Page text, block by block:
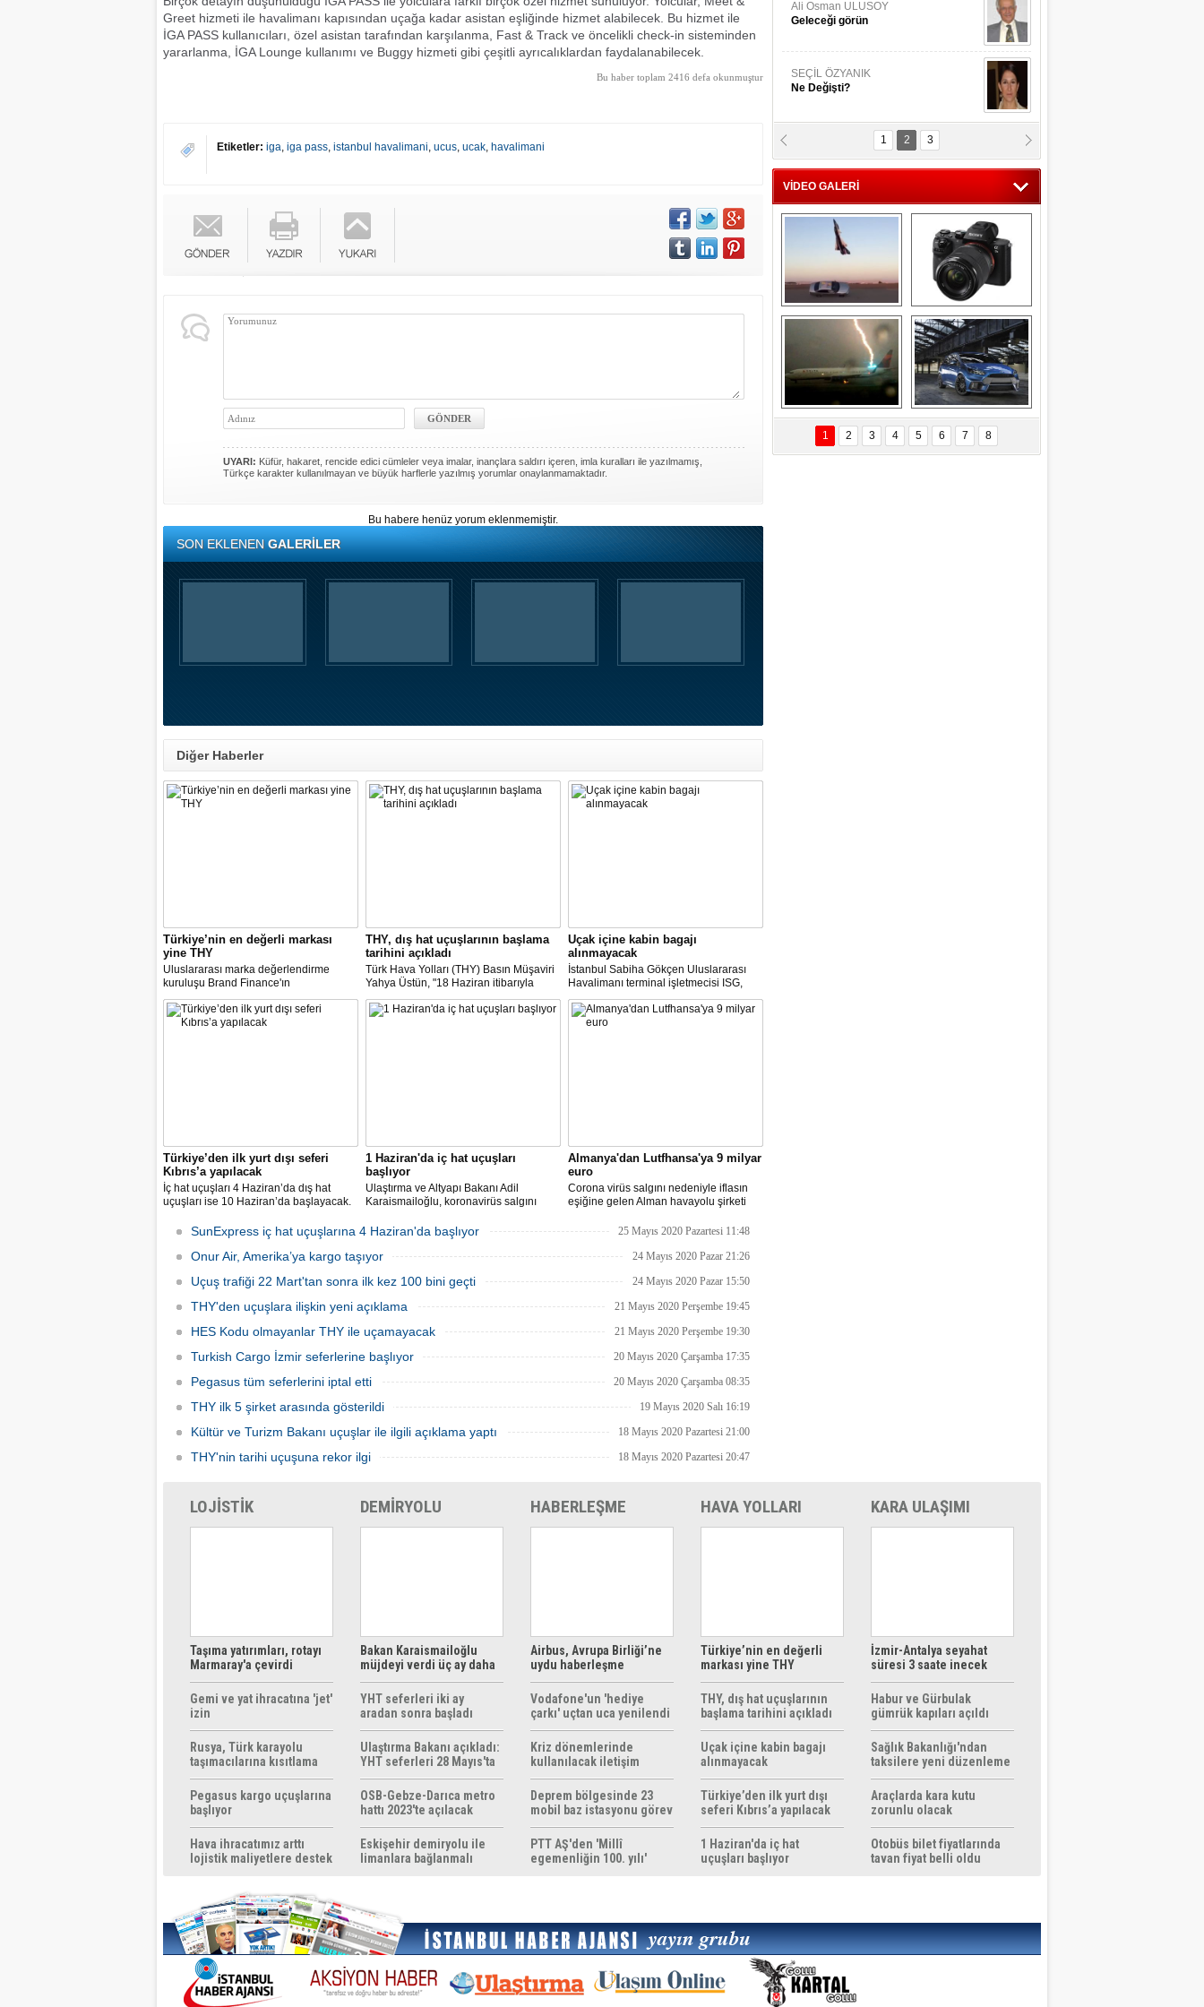
Greet hizmeti ile havalimanı kapısından uçağa kadar asistan eşliğinde hizmet alabilecek. Bu hizmet ile
İGA PASS kullanıcıları, özel asistan tarafından karşılanma, Fast & Track ve öncelikli check-in sisteminden
yararlanma, İGA Lounge kullanımı ve Buggy hizmeti gibi çeşitli ayrıcalıklardan faydalanabilecek.
Bu haber toplam 2416 defa okunmuştur
Etiketler: iga, iga pass, istanbul havalimani, ucus, ucak, havalimani
UYARI: Küfür, hakaret, rencide edici cümleler veya imalar, inançlara saldırı içeren, imla kuralları ile yazılmamış,
Türkçe karakter kullanılmayan ve büyük harflerle yazılmış yorumlar onaylanmamaktadır.
Bu habere henüz yorum eklenmemiştir.
SON EKLENENGALERİLER
Diğer Haberler
Türkiye’nin en değerli markası
yine THY
Uluslararası marka değerlendirme
kuruluşu Brand Finance'ın
araştırmasına göre Türk Hava Yolları, 2
milyar dolara yaklaşan marka değeriyle
bu yıl da "Türkiye'nin en değerli
THY, dış hat uçuşlarının başlama
tarihini açıkladı
Türk Hava Yolları (THY) Basın Müşaviri
Yahya Üstün, "18 Haziran itibarıyla
Avrupa’daki 16 şehirden Anadolu’daki
14 noktaya direkt uçmaya başlayacağız"
Uçak içine kabin bagajı
alınmayacak
İstanbul Sabiha Gökçen Uluslararası
Havalimanı terminal işletmecisi ISG,
yarın başlayacak iç hat uçuşlarında
uçak içerisine kabin bagajı kabul
edilmeyeceğini duyurdu.
Türkiye’den ilk yurt dışı seferi
Kıbrıs’a yapılacak
İç hat uçuşları 4 Haziran’da dış hat
uçuşları ise 10 Haziran’da başlayacak.
olacak.
1 Haziran'da iç hat uçuşları
başlıyor
Ulaştırma ve Altyapı Bakanı Adil
Karaismailoğlu, koronavirüs salgını
seferlerinin, 1 Haziran itibarıyla iç
hatlarda yeniden başlayacağını bildirdi.
Almanya'dan Lutfhansa'ya 9 milyar
euro
Corona virüs salgını nedeniyle iflasın
eşiğine gelen Alman havayolu şirketi
anlaşma sağlandı.
SunExpress iç hat uçuşlarına 4 Haziran'da başlıyor 25 Mayıs 2020 Pazartesi 11:48
Onur Air, Amerika’ya kargo taşıyor 24 Mayıs 2020 Pazar 21:26
Uçuş trafiği 22 Mart'tan sonra ilk kez 100 bini geçti 24 Mayıs 2020 Pazar 15:50
THY'den uçuşlara ilişkin yeni açıklama 21 Mayıs 2020 Perşembe 19:45
HES Kodu olmayanlar THY ile uçamayacak 21 Mayıs 2020 Perşembe 19:30
Turkish Cargo İzmir seferlerine başlıyor 20 Mayıs 2020 Çarşamba 17:35
Pegasus tüm seferlerini iptal etti 20 Mayıs 2020 Çarşamba 08:35
THY ilk 5 şirket arasında gösterildi 19 Mayıs 2020 Salı 16:19
Kültür ve Turizm Bakanı uçuşlar ile ilgili açıklama yaptı 18 Mayıs 2020 Pazartesi 21:00
THY'nin tarihi uçuşuna rekor ilgi 18 Mayıs 2020 Pazartesi 20:47
Ali Osman ULUSOY
Geleceği görün
SEÇİL ÖZYANIK
Ne Değişti?
MERİÇ KÖYATASI
Bayraksız Vatan !
1 2 3
VİDEO GALERİ
Savaş uçağı
pilotundan
muhteşem gösteri
Sony Alpha 7R II ön
inceleme
Delta uçağına
yıldırım çarptı
Ford Focus RS
(2015)
1 2 3 4 5 6 7 8
LOJİSTİK
Taşıma yatırımları, rotayı
Marmaray'a çevirdi
Gemi ve yat ihracatına 'jet'
izin
Rusya, Türk karayolu
taşımacılarına kısıtlama
getirebilir
Pegasus kargo uçuşlarına
başlıyor
Hava ihracatımız arttı
lojistik maliyetlere destek
DEMİRYOLU
Bakan Karaismailoğlu
müjdeyi verdi üç ay daha
ücretsiz
YHT seferleri iki ay
aradan sonra başladı
Ulaştırma Bakanı açıkladı:
YHT seferleri 28 Mayıs'ta
başlıyor
OSB-Gebze-Darıca metro
hattı 2023'te açılacak
Eskişehir demiryolu ile
limanlara bağlanmalı
HABERLEŞME
Airbus, Avrupa Birliği’ne
uydu haberleşme
çözümleri sunuyor
Vodafone'un 'hediye
çarkı' uçtan uca yenilendi
Kriz dönemlerinde
kullanılacak iletişim
yöntemleri rehberi
hazırlandı
Deprem bölgesinde 23
mobil baz istasyonu görev
yapıyor
PTT AŞ'den 'Millî
egemenliğin 100. yılı'
HAVA YOLLARI
Türkiye’nin en değerli
markası yine THY
THY, dış hat uçuşlarının
başlama tarihini açıkladı
Uçak içine kabin bagajı
alınmayacak
Türkiye’den ilk yurt dışı
seferi Kıbrıs’a yapılacak
1 Haziran'da iç hat
uçuşları başlıyor
KARA ULAŞIMI
İzmir-Antalya seyahat
süresi 3 saate inecek
Habur ve Gürbulak
gümrük kapıları açıldı
Sağlık Bakanlığı'ndan
taksilere yeni düzenleme
Araçlarda kara kutu
zorunlu olacak
Otobüs bilet fiyatlarında
tavan fiyat belli oldu